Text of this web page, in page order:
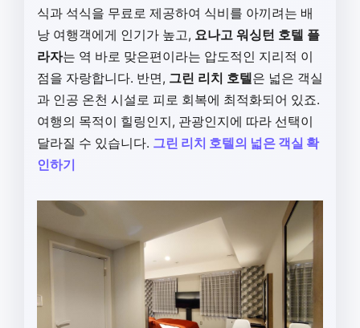
식과 석식을 무료로 제공하여 식비를 아끼려는 배
낭 여행객에게 인기가 높고, 요나고 워싱턴 호텔 플
라자는 역 바로 맞은편이라는 압도적인 지리적 이
점을 자랑합니다. 반면, 그린 리치 호텔은 넓은 객실
과 인공 온천 시설로 피로 회복에 최적화되어 있죠.
여행의 목적이 힐링인지, 관광인지에 따라 선택이
달라질 수 있습니다. 그린 리치 호텔의 넓은 객실 확
인하기